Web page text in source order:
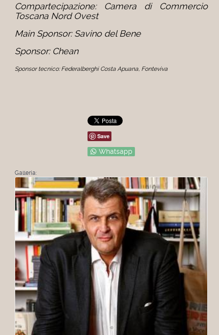
Compartecipazione: Camera di Commercio
Toscana Nord Ovest
Main Sponsor: Savino del Bene
Sponsor: Chean
Sponsor tecnico: Federalberghi Costa Apuana, Fonteviva
Save
Whatsapp
Galleria: